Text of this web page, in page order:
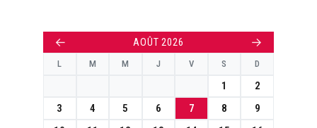
← AOÛT 2026 →
L M M J V S D
1
2
3
4 5 6 7 8
9